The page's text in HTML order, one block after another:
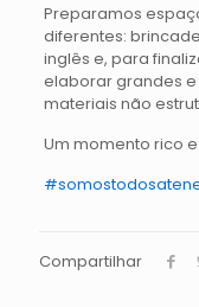
Preparamos
diferentes:
inglês e, para
elaborar grandes
materiais não
Um momento rico
Compartilhar